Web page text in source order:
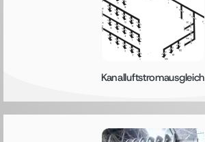
Kanalluftstromausgleich